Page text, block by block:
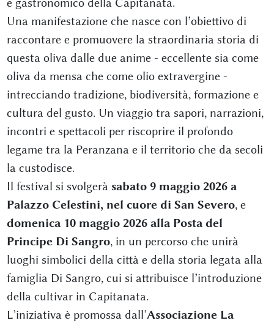
Una manifestazione che nasce con l’obiettivo di
raccontare e promuovere la straordinaria storia di
questa oliva dalle due anime - eccellente sia come
oliva da mensa che come olio extravergine -
intrecciando tradizione, biodiversità, formazione e
cultura del gusto. Un viaggio tra sapori, narrazioni,
incontri e spettacoli per riscoprire il profondo
legame tra la Peranzana e il territorio che da secoli
la custodisce.
Il festival si svolgerà sabato 9 maggio 2026 a
Palazzo Celestini, nel cuore di San Severo, e
domenica 10 maggio 2026 alla Posta del
Principe Di Sangro, in un percorso che unirà
luoghi simbolici della città e della storia legata alla
famiglia Di Sangro, cui si attribuisce l’introduzione
della cultivar in Capitanata.
L’iniziativa è promossa dall’Associazione La